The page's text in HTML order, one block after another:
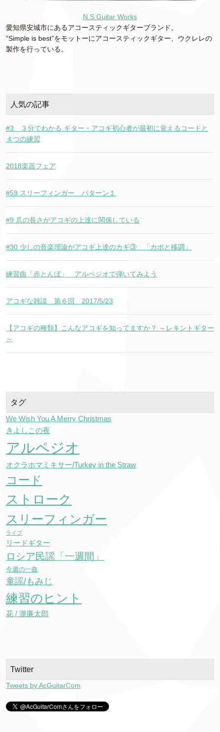
N.S Guitar Works
愛知県安城市にあるアコースティックギターブランド。
”Simple is best”をモットーにアコースティックギター、ウクレレの
製作を行っている。
人気の記事
#3 ３分でわかる ギター・アコギ初心者が最初に覚えるコードと
４つの練習
2018楽器フェア
#59 スリーフィンガー パターン１
#9 爪の長さがアコギの上達に関係している
#30 少しの音楽理論がアコギ上達のカギ③ 「カポと移調」
練習曲「赤とんぼ」 アルペジオで弾いてみよう
アコギな雑談 第６回 2017/5/23
【アコギの種類】こんなアコギを知ってますか？ ～レキントギター
～
タグ
We Wish You A Merry Christmas
きよしこの夜
アルペジオ
オクラホマミキサー/Turkey in the Straw
コード
ストローク
スリーフィンガー
ライブ
リードギター
ロシア民謡「一週間」
今週の一曲
童謡/もみじ
練習のヒント
花 / 瀧廉太郎
Twitter
Tweets by AcGuitarCom